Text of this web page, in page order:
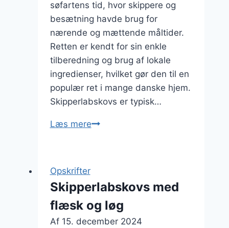
søfartens tid, hvor skippere og
besætning havde brug for
nærende og mættende måltider.
Retten er kendt for sin enkle
tilberedning og brug af lokale
ingredienser, hvilket gør den til en
populær ret i mange danske hjem.
Skipperlabskovs er typisk…
Læs mereSkipperlabskovs
Opskrifter
Skipperlabskovs med
flæsk og løg
Af 15. december 2024